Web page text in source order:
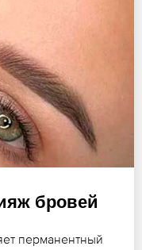
бровей
перманентный